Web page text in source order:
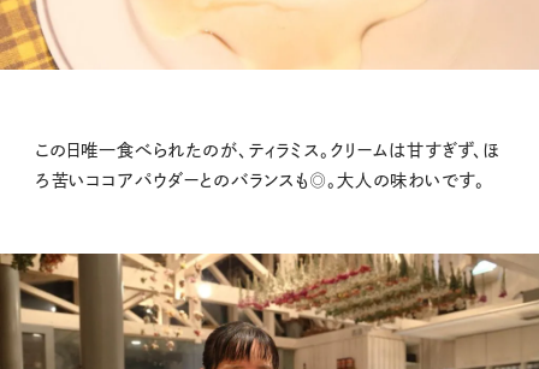
この日唯一食べられたのが、ティラミス。クリームは甘すぎず、ほ
ろ苦いココアパウダーとのバランスも◎。大人の味わいです。